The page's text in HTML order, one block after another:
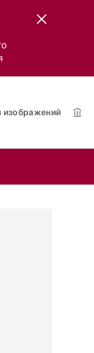
изображений